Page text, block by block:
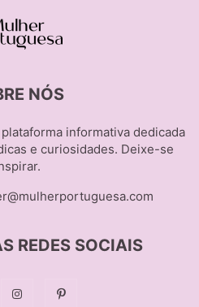
NÓS
informativa dedicada
e curiosidades. Deixe-se
REDES SOCIAIS